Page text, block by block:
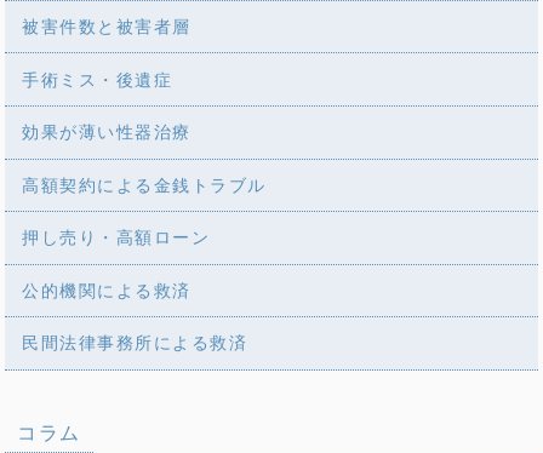
被害件数と被害者層
手術ミス・後遺症
効果が薄い性器治療
高額契約による金銭トラブル
押し売り・高額ローン
公的機関による救済
民間法律事務所による救済
コラム